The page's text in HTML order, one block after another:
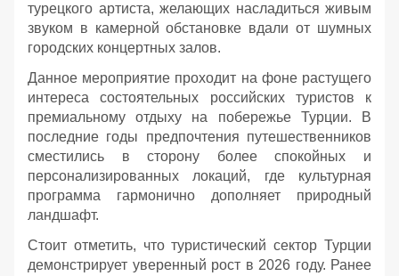
турецкого артиста, желающих насладиться живым
звуком в камерной обстановке вдали от шумных
городских концертных залов.
Данное мероприятие проходит на фоне растущего
интереса состоятельных российских туристов к
премиальному отдыху на побережье Турции. В
последние годы предпочтения путешественников
сместились в сторону более спокойных и
персонализированных локаций, где культурная
программа гармонично дополняет природный
ландшафт.
Стоит отметить, что туристический сектор Турции
демонстрирует уверенный рост в 2026 году. Ранее